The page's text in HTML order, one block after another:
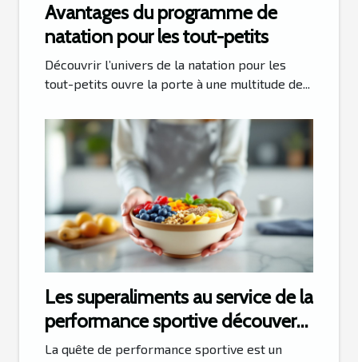
Avantages du programme de
natation pour les tout-petits
Découvrir l’univers de la natation pour les
tout-petits ouvre la porte à une multitude de...
Les superaliments au service de la
performance sportive découverte
et utilisation
La quête de performance sportive est un